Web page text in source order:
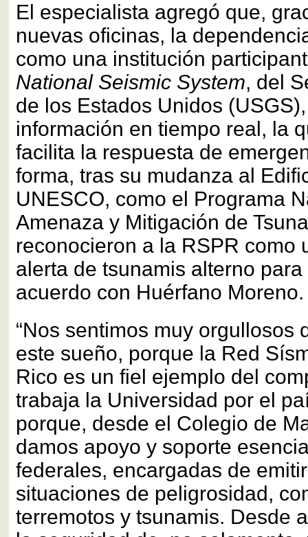
El especialista agregó que,
nuevas oficinas, la
como una institución
National Seismic System, del
de los Estados Unidos
información en tiempo real, la
facilita la respuesta de
forma, tras su mudanza al
UNESCO, como el Programa
Amenaza y Mitigación de
reconocieron a la RSPR como
alerta de tsunamis alterno
acuerdo con Huérfano Moreno.
“Nos sentimos muy orgullosos
este sueño, porque la Red
Rico es un fiel ejemplo del
trabaja la Universidad por el
porque, desde el Colegio de
damos apoyo y soporte
federales, encargadas de
situaciones de peligrosidad,
terremotos y tsunamis. Desde